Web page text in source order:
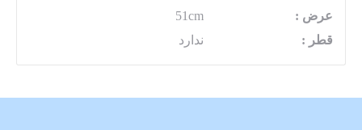
عرض :
51cm
قطر :
ندارد